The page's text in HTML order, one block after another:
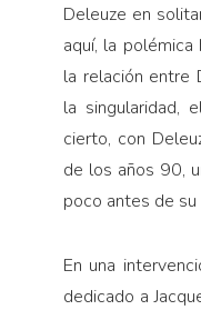
Deleuze en
aquí, la
la relación entre
la singularidad,
cierto, con
de los años 90,
poco antes de
En una
dedicado a